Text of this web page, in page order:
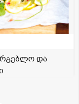
და